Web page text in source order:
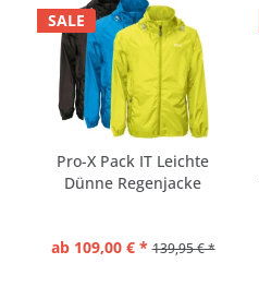
SALE
Pro-X Pack IT Leichte
Dünne Regenjacke
ab 109,00 € * 139,95 € *